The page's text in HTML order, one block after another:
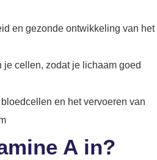
en gezonde ontwikkeling van het
je cellen, zodat je lichaam goed
en het vervoeren van
A in?